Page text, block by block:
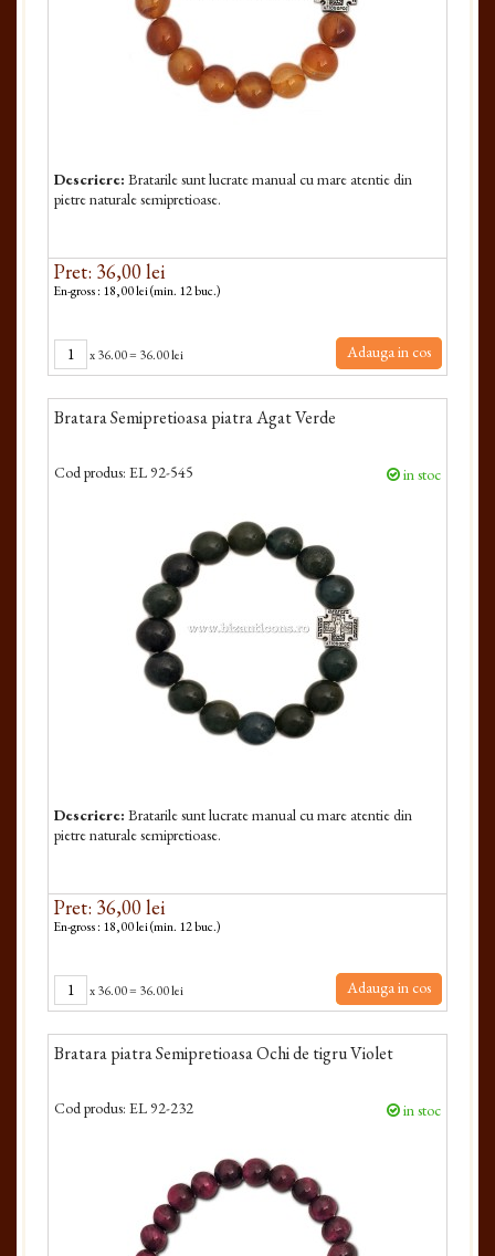
Descriere: Bratarile sunt lucrate manual cu mare atentie din
pietre naturale semipretioase.
Pret: 36,00 lei
En-gross : 18,00 lei (min. 12 buc.)
x36.00= 36.00 lei Adauga in cos
Bratara Semipretioasa piatra Agat Verde
Cod produs: EL 92-545 in stoc
Descriere: Bratarile sunt lucrate manual cu mare atentie din
pietre naturale semipretioase.
Pret: 36,00 lei
En-gross : 18,00 lei (min. 12 buc.)
x36.00= 36.00 lei Adauga in cos
Bratara piatra Semipretioasa Ochi de tigru Violet
Cod produs: EL 92-232 in stoc